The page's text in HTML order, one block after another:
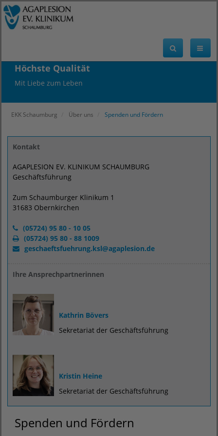
Höchste Qualität
Mit Liebe zum Leben
EKK Schaumburg Über uns Spenden und Fördern
Kontakt
AGAPLESION EV. KLINIKUM SCHAUMBURG
Geschäftsführung
Zum Schaumburger Klinikum 1
31683 Obernkirchen
(05724) 95 80 - 10 05
(05724) 95 80 - 88 1009
geschaeftsfuehrung.ksl@agaplesion.de
Ihre Ansprechpartnerinnen
Kathrin Bövers
Sekretariat der Geschäftsführung
Kristin Heine
Sekretariat der Geschäftsführung
Spenden und Fördern